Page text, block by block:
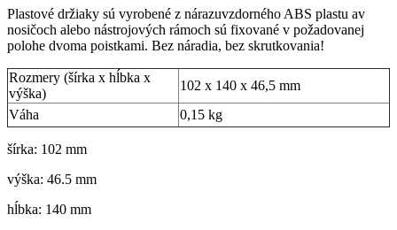
Plastové držiaky sú vyrobené z nárazuvzdorného ABS plastu av
nosičoch alebo nástrojových rámoch sú fixované v požadovanej
polohe dvoma poistkami. Bez náradia, bez skrutkovania!
Rozmery (šírka x hĺbka x
výška)
102 x 140 x 46,5 mm
Váha
0,15 kg
šírka: 102 mm
výška: 46.5 mm
hĺbka: 140 mm